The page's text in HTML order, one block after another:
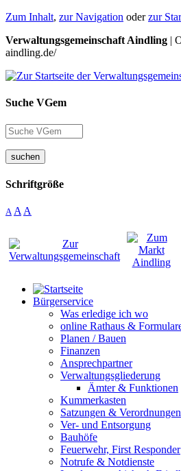
Zum Inhalt, zur Navigation oderzur
Verwaltungsgemeinschaft Aindling |
aindling.de/
Suche VGem
suchen
Schriftgröße
A A A
Bürgerservice
Was erledige ich wo
online Rathaus &
Planen / Bauen
Finanzen
Ansprechpartner
Verwaltungsgliederung
Ämter & Funktionen
Kummerkasten
Satzungen & Verordnungen
Ver- und Entsorgung
Bauhöfe
Feuerwehr, First Responder
Notrufe & Notdienste